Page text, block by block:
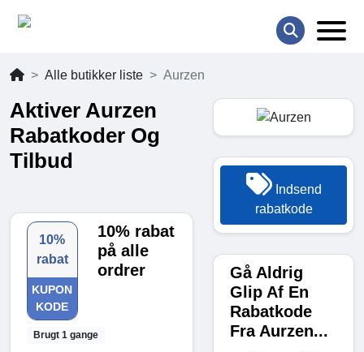
Alle butikker liste Aurzen
Aktiver Aurzen
Rabatkoder Og
Tilbud
10%
rabat
KUPON
KODE
Brugt 1 gange
10% rabat
på alle
ordrer
Indsend
rabatkode
Gå Aldrig
Glip Af En
Rabatkode
Fra Aurzen...